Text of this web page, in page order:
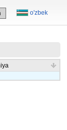
o'zbek